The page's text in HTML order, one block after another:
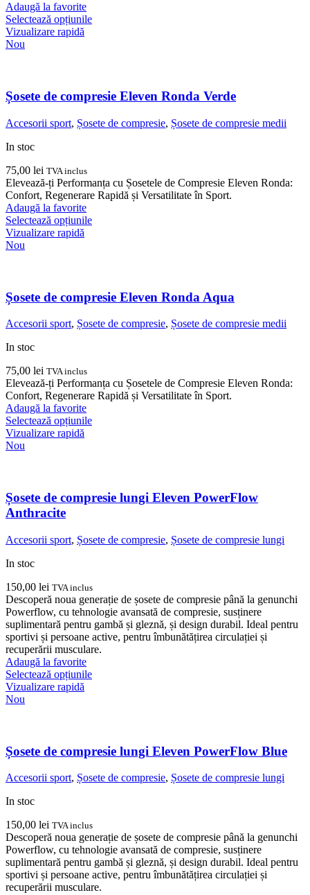
Adaugă la favorite
Selectează opțiunileAcest
Opțiunile
fi
alese
Vizualizare rapidă
Nou
Șosete de compresie Eleven Ronda Verde
Accesorii sport, Șosete de compresie, Șosete de compresie medii
In stoc
75,00 lei TVA inclus
Elevează-ți Performanța cu Șosetele de Compresie Eleven Ronda:
Confort, Regenerare Rapidă și Versatilitate în Sport.
Adaugă la favorite
Selectează opțiunileAcest
Opțiunile
pot
fi
alese
Vizualizare rapidă
Nou
Șosete de compresie Eleven Ronda Aqua
Accesorii sport, Șosete de compresie, Șosete de compresie medii
In stoc
75,00 lei TVA inclus
Elevează-ți Performanța cu Șosetele de Compresie Eleven Ronda:
Confort, Regenerare Rapidă și Versatilitate în Sport.
Adaugă la favorite
Selectează opțiunileAcest
Opțiunile
pot
în
Vizualizare rapidă
Nou
Șosete de compresie lungi Eleven PowerFlow
Anthracite
Accesorii sport, Șosete de compresie, Șosete de compresie lungi
In stoc
150,00 lei TVA inclus
Descoperă noua generație de șosete de compresie până la genunchi
Powerflow, cu tehnologie avansată de compresie, susținere
suplimentară pentru gambă și gleznă, și design durabil. Ideal pentru
sportivi și persoane active, pentru îmbunătățirea circulației și
recuperării musculare.
Adaugă la favorite
Selectează opțiunileAcest
Opțiunile
pot
fi
alese
produsului.
Vizualizare rapidă
Nou
Șosete de compresie lungi Eleven PowerFlow Blue
Accesorii sport, Șosete de compresie, Șosete de compresie lungi
In stoc
150,00 lei TVA inclus
Descoperă noua generație de șosete de compresie până la genunchi
Powerflow, cu tehnologie avansată de compresie, susținere
suplimentară pentru gambă și gleznă, și design durabil. Ideal pentru
sportivi și persoane active, pentru îmbunătățirea circulației și
recuperării musculare.